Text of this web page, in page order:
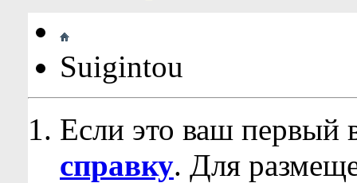
Suigintou
Если это ваш первый
справку. Для